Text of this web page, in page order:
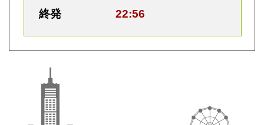
終発 22:56